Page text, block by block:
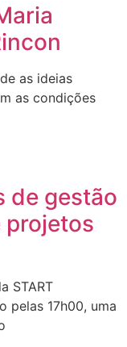
as ideias
as condições
de gestão
projetos
START
pelas 17h00, uma